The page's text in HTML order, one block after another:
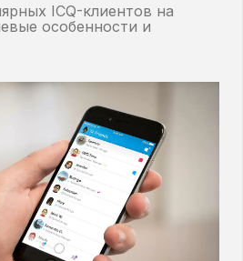
ICQ-клиентов на
особенности и